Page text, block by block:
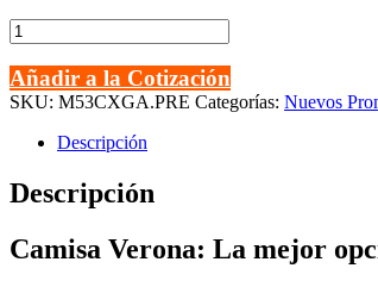
Camisa
Verona
cantidad
Añadir a la Cotización
SKU: M53CXGA.PRE Categorías: Nuevos
Descripción
Descripción
Camisa Verona: La mejor